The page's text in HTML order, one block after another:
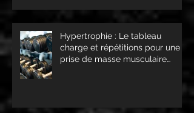
Hypertrophie : Le tableau
charge et répétitions pour une
prise de masse musculaire